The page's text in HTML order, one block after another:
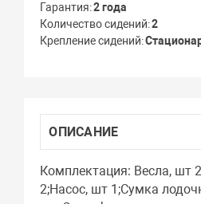
Гарантия 2 года
Количество сидений 2
Крепление сидений
ОПИСАНИЕ
Комплектация: Весла, шт
2;Насос, шт 1;Сумка